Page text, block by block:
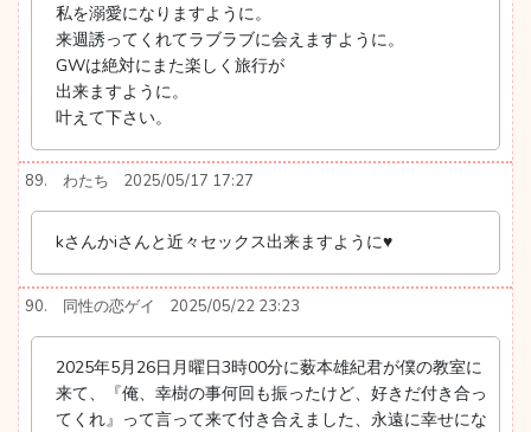
私を溺愛になりますように。
来週誘ってくれてラブラブに会えますように。
GWは絶対にまた楽しく旅行が
出来ますように。
叶えて下さい。
89. わたち 2025/05/17 17:27
kさんかiさんと近々セックス出来ますように♥️
90. 同性の恋ゲイ 2025/05/22 23:23
2025年5月26日月曜日3時00分に薮本雄紀君が僕の教室に
来て、『俺、幸樹の事何回も振ったけど、好きだ付き合っ
てくれ』って言って来て付き合えました、永遠に幸せにな